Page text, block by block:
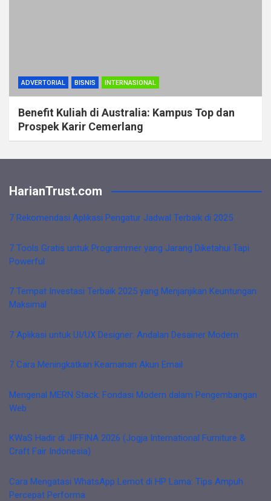
ADVERTORIAL BISNIS INTERNASIONAL
Benefit Kuliah di Australia: Kampus Top dan
Prospek Karir Cemerlang
HarianTrust.com
7 Rekomendasi Aplikasi Pengatur Jadwal Terbaik di 2025
7 Tools Gratis untuk Programmer yang Jarang Diketahui Tapi
Powerful
7 Tempat Investasi Terbaik 2025 yang Menjanjikan Keuntungan
Maksimal
7 Aplikasi untuk UI/UX Designer: Andalan Desainer Modern
7 Cara Meningkatkan Keamanan Akun Email
Mengenal MERN Stack: Fondasi Modern dalam Pengembangan
Web
KWaS Hadir di JIFFINA 2026 (Jogja International Furniture &
Craft Fair Indonesia)
Cara Mengatasi WhatsApp Lemot di HP Lama: Tips Ampuh
Percepat Performa